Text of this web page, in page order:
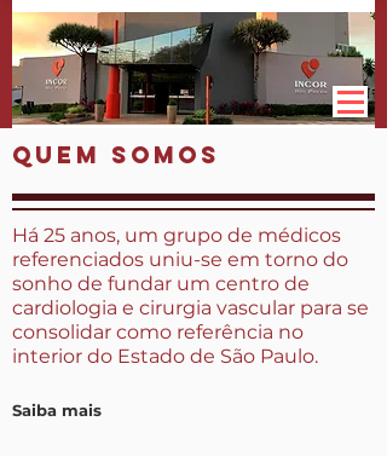
Quem Somos
Há 25 anos, um grupo de médicos
referenciados uniu-se em torno do
sonho de fundar um centro de
cardiologia e cirurgia vascular para se
consolidar como referência no
interior do Estado de São Paulo.
Saiba mais